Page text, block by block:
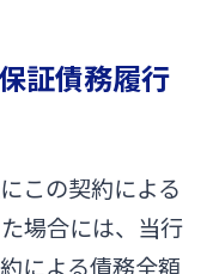
証債務履行
この契約による
場合には、当行
による債務全額